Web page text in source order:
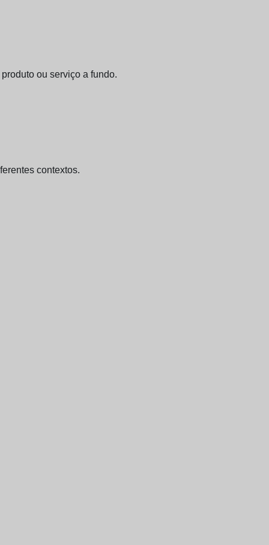
ou serviço a fundo.
contextos.